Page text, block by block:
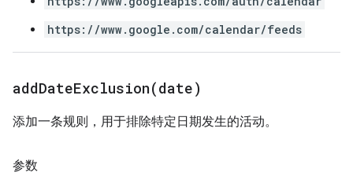
https://www.google.com/calendar/feeds
addDateExclusion(date)
添加一条规则，用于排除特定日期发生的活动。
参数